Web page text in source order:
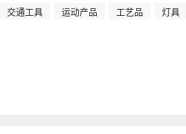
交通工具 运动产品 工艺品 灯具